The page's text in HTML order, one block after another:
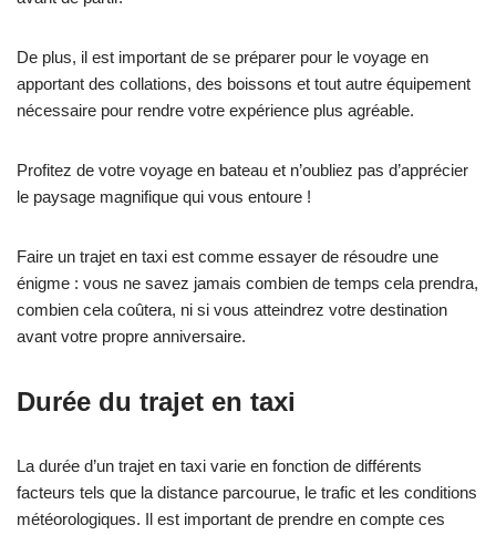
De plus, il est important de se préparer pour le voyage en
apportant des collations, des boissons et tout autre équipement
nécessaire pour rendre votre expérience plus agréable.
Profitez de votre voyage en bateau et n’oubliez pas d’apprécier
le paysage magnifique qui vous entoure !
Faire un trajet en taxi est comme essayer de résoudre une
énigme : vous ne savez jamais combien de temps cela prendra,
combien cela coûtera, ni si vous atteindrez votre destination
avant votre propre anniversaire.
Durée du trajet en taxi
La durée d’un trajet en taxi varie en fonction de différents
facteurs tels que la distance parcourue, le trafic et les conditions
météorologiques. Il est important de prendre en compte ces